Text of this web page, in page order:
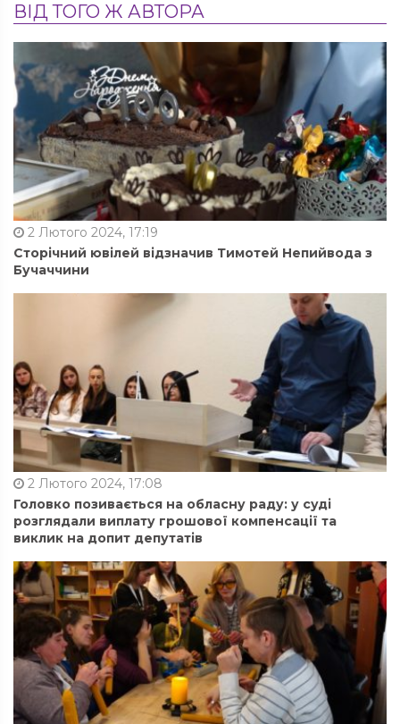
ВІД ТОГО Ж АВТОРА
2 Лютого 2024, 17:19
Сторічний ювілей відзначив Тимотей Непийвода з
Бучаччини
2 Лютого 2024, 17:08
Головко позивається на обласну раду: у суді
розглядали виплату грошової компенсації та
виклик на допит депутатів